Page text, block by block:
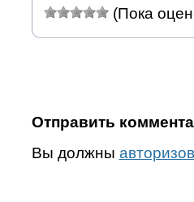
(Пока
Отправить
Вы должны